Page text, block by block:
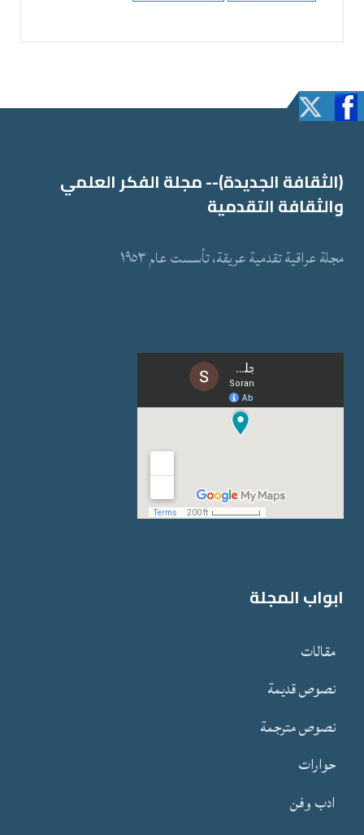
(الثقافة الجدیدة)-- مجلة الفكر العلمي
والثقافة التقدمیة
مجلة عراقیة تقدمیة عریقة، تأسست عام ١٩٥٣
ابواب المجلة
مقالات
نصوص قدیمة
نصوص مترجمة
حوارات
ادب وفن